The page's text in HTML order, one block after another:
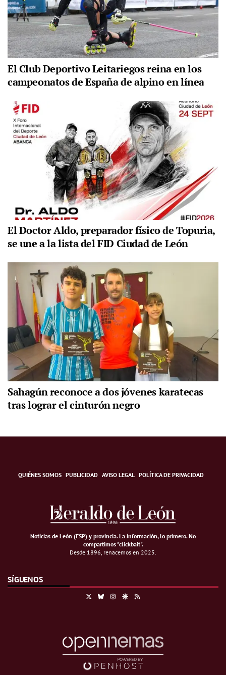
El Club Deportivo Leitariegos reina en los
campeonatos de España de alpino en línea
El Doctor Aldo, preparador físico de Topuria,
se une a la lista del FID Ciudad de León
Sahagún reconoce a dos jóvenes karatecas
tras lograr el cinturón negro
QUIÉNES SOMOS PUBLICIDAD AVISO LEGAL POLÍTICA DE PRIVACIDAD
Noticias de León (ESP) y provincia. La información, lo primero.No
compartimos "clickbait".
Desde 1896, renacemos en 2025.
SÍGUENOS
BlueskyInstagramGoogle Discover